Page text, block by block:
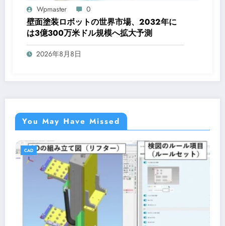
Wpmaster 0
壁面塗装ロボットの世界市場、2032年に
は3億300万米ドル規模へ拡大予測
2026年8月8日
You May Have Missed
CAD